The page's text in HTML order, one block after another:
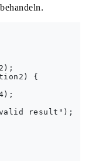
{
result");